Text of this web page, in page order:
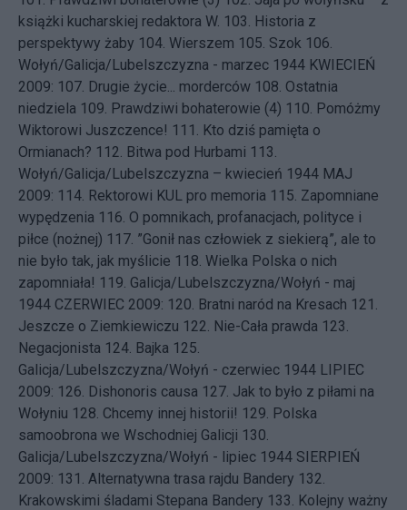
książki kucharskiej redaktora W. 103. Historia z
perspektywy żaby 104. Wierszem 105. Szok 106.
Wołyń/Galicja/Lubelszczyzna - marzec 1944 KWIECIEŃ
2009: 107. Drugie życie... morderców 108. Ostatnia
niedziela 109. Prawdziwi bohaterowie (4) 110. Pomóżmy
Wiktorowi Juszczence! 111. Kto dziś pamięta o
Ormianach? 112. Bitwa pod Hurbami 113.
Wołyń/Galicja/Lubelszczyzna – kwiecień 1944 MAJ
2009: 114. Rektorowi KUL pro memoria 115. Zapomniane
wypędzenia 116. O pomnikach, profanacjach, polityce i
piłce (nożnej) 117. ”Gonił nas człowiek z siekierą”, ale to
nie było tak, jak myślicie 118. Wielka Polska o nich
zapomniała! 119. Galicja/Lubelszczyzna/Wołyń - maj
1944 CZERWIEC 2009: 120. Bratni naród na Kresach 121.
Jeszcze o Ziemkiewiczu 122. Nie-Cała prawda 123.
Negacjonista 124. Bajka 125.
Galicja/Lubelszczyzna/Wołyń - czerwiec 1944 LIPIEC
2009: 126. Dishonoris causa 127. Jak to było z piłami na
Wołyniu 128. Chcemy innej historii! 129. Polska
samoobrona we Wschodniej Galicji 130.
Galicja/Lubelszczyzna/Wołyń - lipiec 1944 SIERPIEŃ
2009: 131. Alternatywna trasa rajdu Bandery 132.
Krakowskimi śladami Stepana Bandery 133. Kolejny ważny